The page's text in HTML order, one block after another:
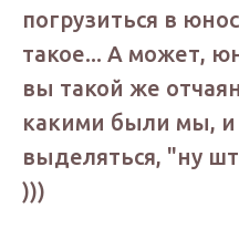
погрузиться в
такое... А может,
вы такой же
какими были мы, и
выделяться, "ну
)))